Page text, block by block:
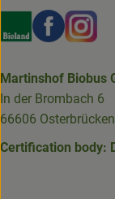
Externer Link
Martinshof Biobus
In der Brombach 6
66606 Osterbrücken
Certification body: